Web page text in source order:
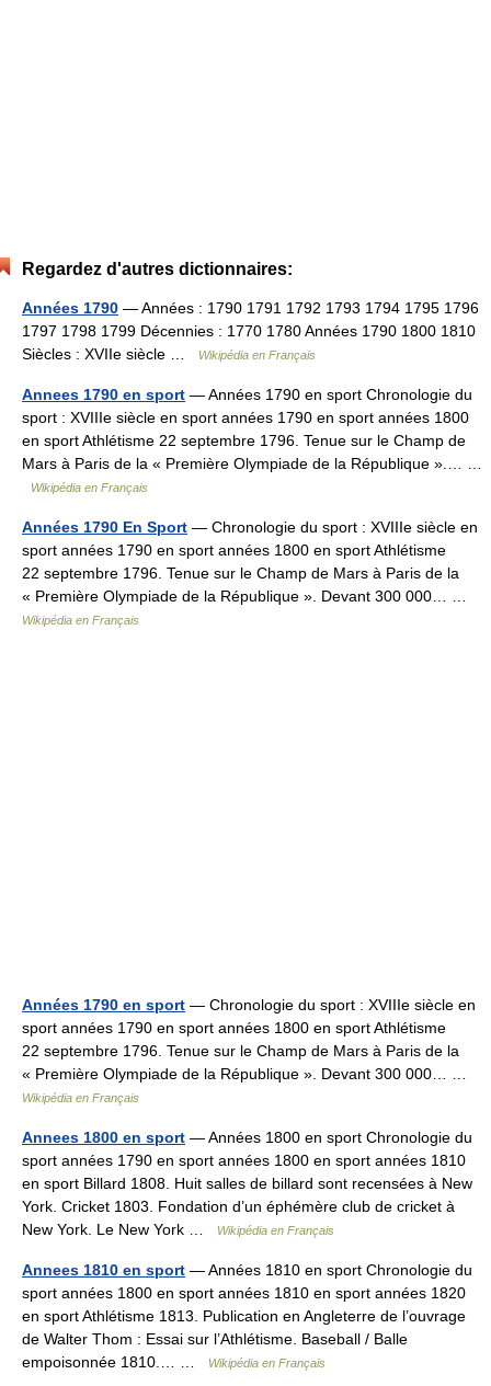
Regardez d'autres dictionnaires:
Années 1790 — Années : 1790 1791 1792 1793 1794 1795 1796
1797 1798 1799 Décennies : 1770 1780 Années 1790 1800 1810
Siècles : XVIIe siècle …
Wikipédia en Français
Annees 1790 en sport — Années 1790 en sport Chronologie du
sport : XVIIIe siècle en sport années 1790 en sport années 1800
en sport Athlétisme 22 septembre 1796. Tenue sur le Champ de
Mars à Paris de la « Première Olympiade de la République ».… …
Wikipédia en Français
Années 1790 En Sport — Chronologie du sport : XVIIIe siècle en
sport années 1790 en sport années 1800 en sport Athlétisme
22 septembre 1796. Tenue sur le Champ de Mars à Paris de la
« Première Olympiade de la République ». Devant 300 000… …
Wikipédia en Français
Années 1790 en sport — Chronologie du sport : XVIIIe siècle en
sport années 1790 en sport années 1800 en sport Athlétisme
22 septembre 1796. Tenue sur le Champ de Mars à Paris de la
« Première Olympiade de la République ». Devant 300 000… …
Wikipédia en Français
Annees 1800 en sport — Années 1800 en sport Chronologie du
sport années 1790 en sport années 1800 en sport années 1810
en sport Billard 1808. Huit salles de billard sont recensées à New
York. Cricket 1803. Fondation d’un éphémère club de cricket à
New York. Le New York …
Wikipédia en Français
Annees 1810 en sport — Années 1810 en sport Chronologie du
sport années 1800 en sport années 1810 en sport années 1820
en sport Athlétisme 1813. Publication en Angleterre de l’ouvrage
de Walter Thom : Essai sur l’Athlétisme. Baseball / Balle
empoisonnée 1810.… …
Wikipédia en Français